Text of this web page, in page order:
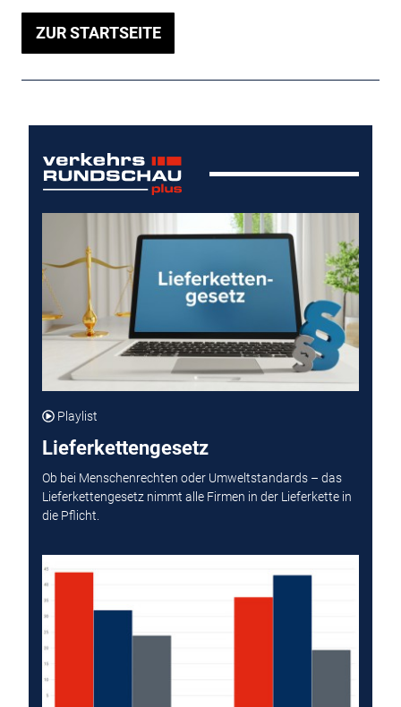
ZUR STARTSEITE
Playlist
Lieferkettengesetz
Ob bei Menschenrechten oder Umweltstandards – das
Lieferkettengesetz nimmt alle Firmen in der Lieferkette in
die Pflicht.